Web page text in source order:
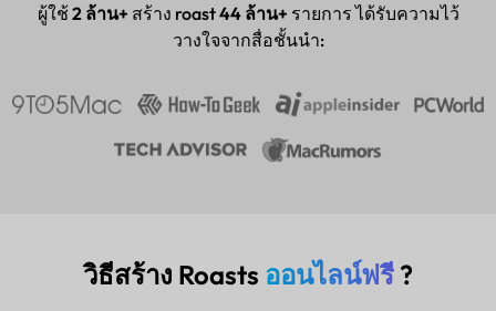
ผู้ใช้2 ล้าน+ สร้าง roast44 ล้าน+ รายการ ได้รับความไว้
วางใจจากสื่อชั้นนำ:
วิธีสร้าง Roasts ออนไลน์ฟรี?